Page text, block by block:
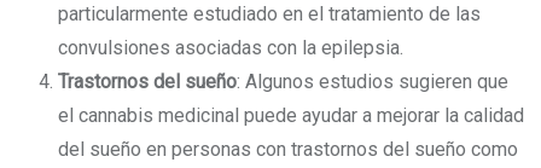
particularmente estudiado en el tratamiento de las
convulsiones asociadas con la epilepsia.
Trastornos del sueño: Algunos estudios sugieren que
el cannabis medicinal puede ayudar a mejorar la calidad
del sueño en personas con trastornos del sueño como